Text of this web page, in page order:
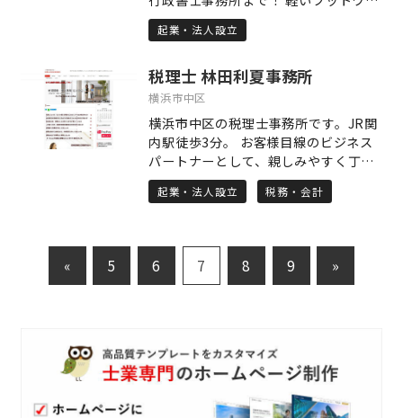
による全国対応も可能）。 急ぎの案件
に対しても、効率的な書類作成フロー
また、税理士・司法書士・社会保険労
務士など、信頼できる専門家ネットワ
ークも構築しており、お客様の窓口を
当事務所に一本化したトータルサポー
トを提供しております。 初回相談は無
料です。 「許可が必要か？」「いつま
でに終わるか？」といった現状整理だ
ことがないようにフォロー致します。
その他、飲食業・風俗営業、古物商営
等の自動車関連、遺言・相続などにも
対応しております。
多くの事例から学んだ、開業支援、経
営改善支援、相続対策です。今までの
経験と知識を生かして、お客様の力に
なれるよう、全力でサポート致しま
す。 対応業務は下記の通りです。 1.開
業支援 定款作成等の会社設立手続きか
ら、事業計画の作成、資金調達まで、
お客様とお話ししながらトータルでサ
ポートします。 2.経営改善 財務分析に
より現状の問題点の抽出し、改善のた
めの方策を立案します。また、金融機
策や相続対策は、一朝一夕にはいきま
せん。お客様のご意向を確認し、対策
の立案から実行まで、丁寧に時間をか
クで24時間受付、休日・夜間対応もア
リ。 岐阜で一番”わかりやすい”行政書
ムページの代表あいさつをご覧くださ
い。
起業・法人設立
税理士 林田利夏事務所
横浜市中区
横浜市中区の税理士事務所です。JR関
内駅徒歩3分。 お客様目線のビジネス
パートナーとして、親しみやすく丁寧
な対応を心がけております。当事務所
は、関東経済産業局並びに関東財務局
下さい。 【主な取扱業務】 ・個人・法
ずはお気軽にご連絡下さい！
起業・法人設立 税務・会計
« 5 6 7 8 9 »